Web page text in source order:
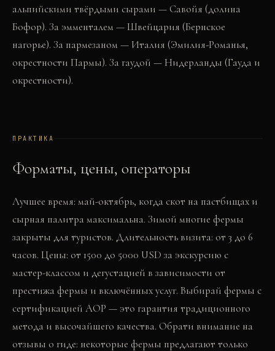
альпийскими твёрдыми сырами — Савойя (долина
Бофор). За эмменталем — Швейцария (Бернское
нагорье). За пармезаном — Италия (Эмилия-Романья,
окрестности Пармы). За гаудой — Нидерланды (Гауда и
окрестности).
ПРАКТИКА
Форматы, цены, операторы
Лучшее время: май-октябрь, когда скот на пастбищах и
сырная палитра максимальна. Зимой многие фермы
закрыты для туристов. Длительность визита: от 3 до 6
часов. Цены: от 1500 до 5000 USD за экскурсию с
мастер-классом и дегустацией в зависимости от
престижа фермы и включённых услуг. Выбирай фермы с
сертификацией AOP — это гарантия традиционного
метода и высочайшего качества. Обрати внимание на
отзывы о гиде: некоторые фермы предлагают только